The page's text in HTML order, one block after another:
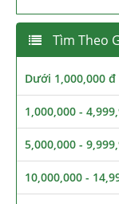
Tìm Theo
Dưới 1,000,000 đ
1,000,000 -
5,000,000 -
10,000,000 -